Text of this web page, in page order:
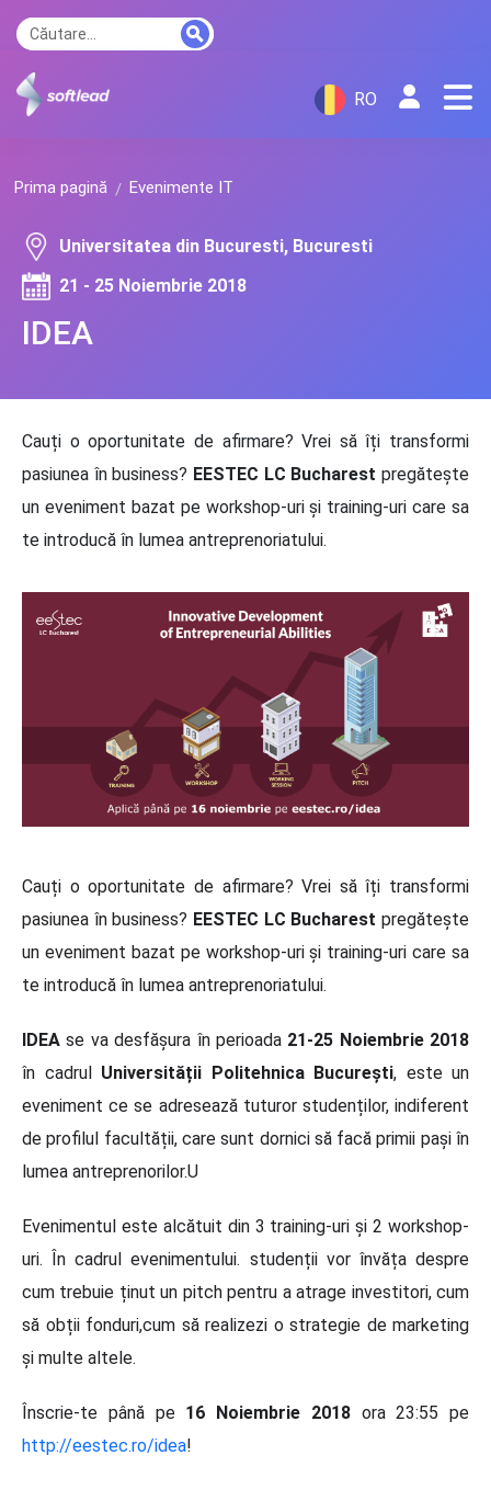
RO
Prima pagină Evenimente IT
IDEA
Universitatea din Bucuresti, Bucuresti
21 - 25 Noiembrie 2018
Cauți o oportunitate de afirmare? Vrei să îți transformi
pasiunea în business? EESTEC LC Bucharest pregătește
un eveniment bazat pe workshop-uri și training-uri care sa
te introducă în lumea antreprenoriatului.
Cauți o oportunitate de afirmare? Vrei să îți transformi
pasiunea în business? EESTEC LC Bucharest pregătește
un eveniment bazat pe workshop-uri și training-uri care sa
te introducă în lumea antreprenoriatului.
IDEA se va desfășura în perioada 21-25 Noiembrie 2018
în cadrulUniversității Politehnica București, este un
eveniment ce se adresează tuturor studenților, indiferent
de profilul facultății, care sunt dornici să facă primii pași în
lumea antreprenorilor.U
Evenimentul este alcătuit din 3 training-uri și 2 workshop-
uri. În cadrul evenimentului. studenții vor învăța despre
cum trebuie ținut un pitch pentru a atrage investitori, cum
să obții fonduri,cum să realizezi o strategie de marketing
și multe altele.
Înscrie-te până pe 16 Noiembrie 2018ora 23:55 pe
http://eestec.ro/idea!